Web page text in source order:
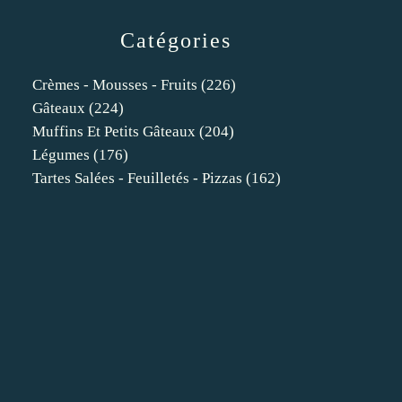
Catégories
Crèmes - Mousses - Fruits (226)
Gâteaux (224)
Muffins Et Petits Gâteaux (204)
Légumes (176)
Tartes Salées - Feuilletés - Pizzas (162)